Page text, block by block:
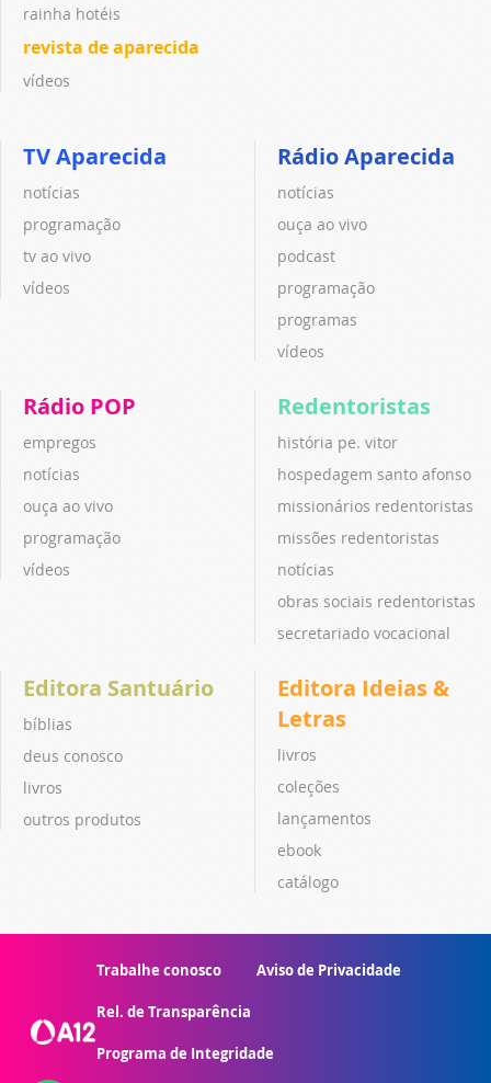
rainha hotéis
revista de aparecida
vídeos
TV Aparecida
notícias
programação
tv ao vivo
vídeos
Rádio Aparecida
notícias
ouça ao vivo
podcast
programação
programas
vídeos
Rádio POP
empregos
notícias
ouça ao vivo
programação
vídeos
Redentoristas
história pe. vitor
hospedagem santo afonso
missionários redentoristas
missões redentoristas
notícias
obras sociais redentoristas
secretariado vocacional
Editora Santuário
bíblias
deus conosco
livros
outros produtos
Editora Ideias &
Letras
livros
coleções
lançamentos
ebook
catálogo
Trabalhe conosco Aviso de Privacidade
Rel. de Transparência
Programa de Integridade